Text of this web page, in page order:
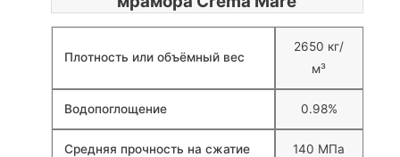
Плотность или объёмный вес
2650 кг/
м³
Водопоглощение 0.98%
Средняя прочность на сжатие 140 МПа